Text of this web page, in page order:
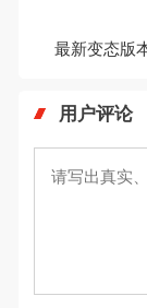
最新变态版
用户评论